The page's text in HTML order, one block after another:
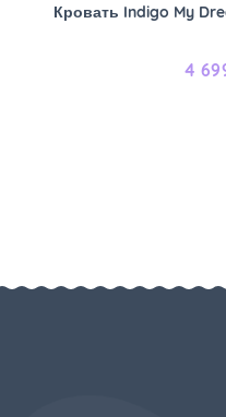
Кровать Indigo My
4